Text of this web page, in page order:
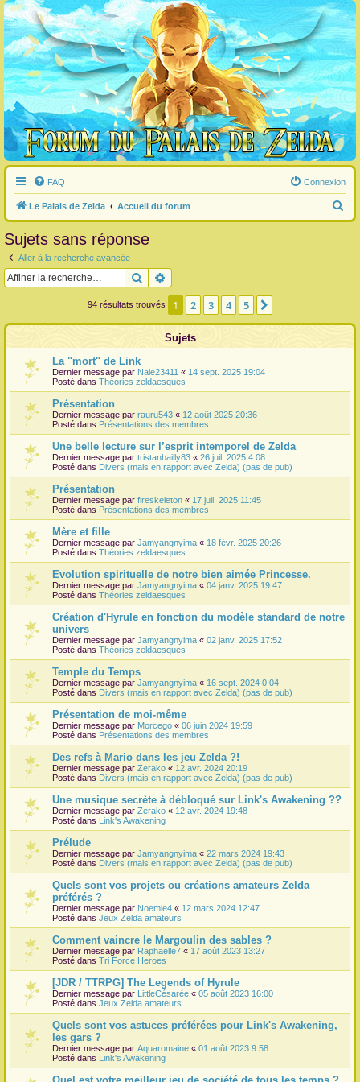
FAQ Connexion
Le Palais de Zelda Accueil du forum
e
c
Sujets sans réponse
Aller à la recherche avancée
Rechercher
94 résultats trouvés 1 2 3 4 5
Sujets
La "mort" de Link
Dernier message par Nale23411 « 14 sept. 2025 19:04
Posté dans Théories zeldaesques
Présentation
Dernier message par rauru543 « 12 août 2025 20:36
Posté dans Présentations des membres
Une belle lecture sur l’esprit intemporel de Zelda
Dernier message par tristanbailly83 « 26 juil. 2025 4:08
Posté dans Divers (mais en rapport avec Zelda) (pas de pub)
Présentation
Dernier message par fireskeleton « 17 juil. 2025 11:45
Posté dans Présentations des membres
Mère et fille
Dernier message par Jamyangnyima « 18 févr. 2025 20:26
Posté dans Théories zeldaesques
Evolution spirituelle de notre bien aimée Princesse.
Dernier message par Jamyangnyima « 04 janv. 2025 19:47
Posté dans Théories zeldaesques
Création d'Hyrule en fonction du modèle standard de notre
univers
Dernier message par Jamyangnyima « 02 janv. 2025 17:52
Posté dans Théories zeldaesques
Temple du Temps
Dernier message par Jamyangnyima « 16 sept. 2024 0:04
Posté dans Divers (mais en rapport avec Zelda) (pas de pub)
Présentation de moi-même
Dernier message par Morcego « 06 juin 2024 19:59
Posté dans Présentations des membres
Des refs à Mario dans les jeu Zelda ?!
Dernier message par Zerako « 12 avr. 2024 20:19
Posté dans Divers (mais en rapport avec Zelda) (pas de pub)
Une musique secrète à débloqué sur Link's Awakening ??
Dernier message par Zerako « 12 avr. 2024 19:48
Posté dans Link's Awakening
Prélude
Dernier message par Jamyangnyima « 22 mars 2024 19:43
Posté dans Divers (mais en rapport avec Zelda) (pas de pub)
Quels sont vos projets ou créations amateurs Zelda
préférés ?
Dernier message par Noemie4 « 12 mars 2024 12:47
Posté dans Jeux Zelda amateurs
Comment vaincre le Margoulin des sables ?
Dernier message par Raphaelle7 « 17 août 2023 13:27
Posté dans Tri Force Heroes
[JDR / TTRPG] The Legends of Hyrule
Dernier message par LittleCésarée « 05 août 2023 16:00
Posté dans Jeux Zelda amateurs
Quels sont vos astuces préférées pour Link's Awakening,
les gars ?
Dernier message par Aquaromaine « 01 août 2023 9:58
Posté dans Link's Awakening
Quel est votre meilleur jeu de société de tous les temps ?